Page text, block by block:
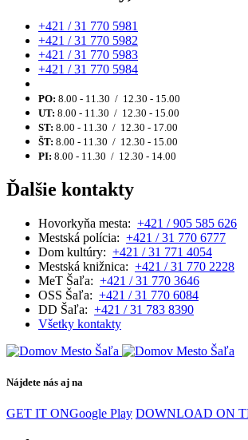
+421 / 31 770 5981
+421 / 31 770 5982
+421 / 31 770 5983
+421 / 31 770 5984
PO: 8.00 - 11.30 / 12.30 - 15.00
UT: 8.00 - 11.30 / 12.30 - 15.00
ST: 8.00 - 11.30 / 12.30 - 17.00
ŠT: 8.00 - 11.30 / 12.30 - 15.00
PI: 8.00 - 11.30 / 12.30 - 14.00
Ďalšie kontakty
Hovorkyňa mesta: +421 / 905 585 626
Mestská polícia: +421 / 31 770 6777
Dom kultúry: +421 / 31 771 4054
Mestská knižnica: +421 / 31 770 2228
MeT Šaľa: +421 / 31 770 3646
OSS Šaľa: +421 / 31 770 6084
DD Šaľa: +421 / 31 783 8390
Všetky kontakty
Nájdete nás aj na
GET IT ONGoogle Play DOWNLOAD ON